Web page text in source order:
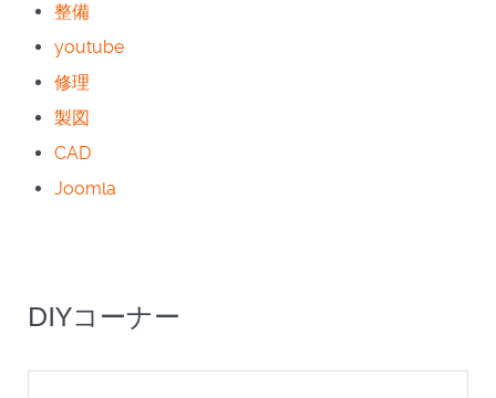
整備
youtube
修理
製図
CAD
Joomla
DIYコーナー